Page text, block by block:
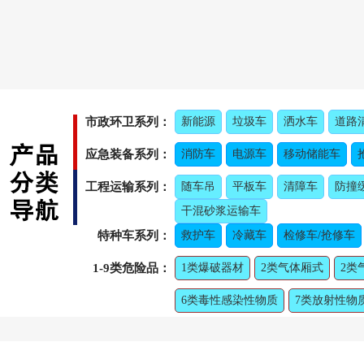
市政环卫系列： 新能源 垃圾车 洒水车 道路
应急装备系列： 消防车 电源车 移动储能车
工程运输系列： 随车吊 平板车 清障车
防撞
干混砂浆运输车
特种车系列： 救护车 冷藏车 检修车/抢修车
1-9类危险品： 1类爆破器材 2类气体厢式 2类
6类毒性感染性物质 7类放射性物